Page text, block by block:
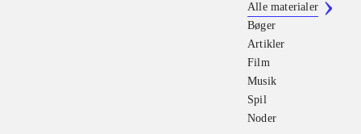
Alle materialer
Bøger
Artikler
Film
Musik
Spil
Noder